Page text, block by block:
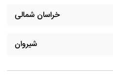
خراسان شمالی
شیروان